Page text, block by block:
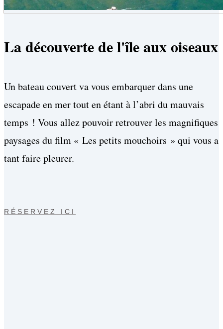
La découverte de l'île aux oiseaux
Un bateau couvert va vous embarquer dans une
escapade en mer tout en étant à l’abri du mauvais
temps ! Vous allez pouvoir retrouver les magnifiques
paysages du film « Les petits mouchoirs » qui vous a
tant faire pleurer.
RÉSERVEZ ICI